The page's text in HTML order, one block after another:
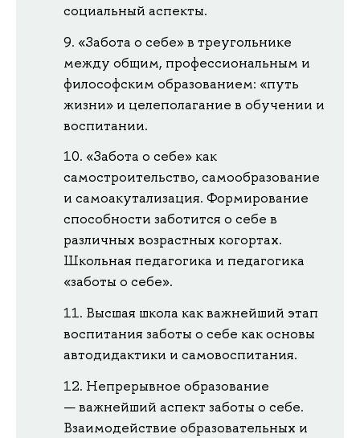
социальный аспекты.
«Забота о себе» в треугольнике
между общим, профессиональным и
философским образованием: «путь
жизни» и целеполагание в обучении и
воспитании.
«Забота о себе» как
самостроительство, самообразование
и самоакутализация. Формирование
способности заботится о себе в
различных возрастных когортах.
Школьная педагогика и педагогика
«заботы о себе».
Высшая школа как важнейший этап
воспитания заботы о себе как основы
автодидактики и самовоспитания.
Непрерывное образование
— важнейший аспект заботы о себе.
Взаимодействие образовательных и